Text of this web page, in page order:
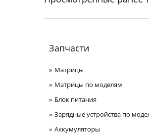
Запчасти
Матрицы
Матрицы по моделям
Блок питания
Зарядные устройства по
Аккумуляторы